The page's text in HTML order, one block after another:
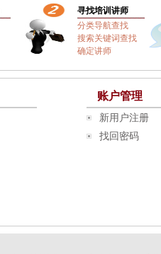
寻找培训讲师
分类导航查找
搜索关键词查找
确定讲师
账户管理
新用户注册
找回密码